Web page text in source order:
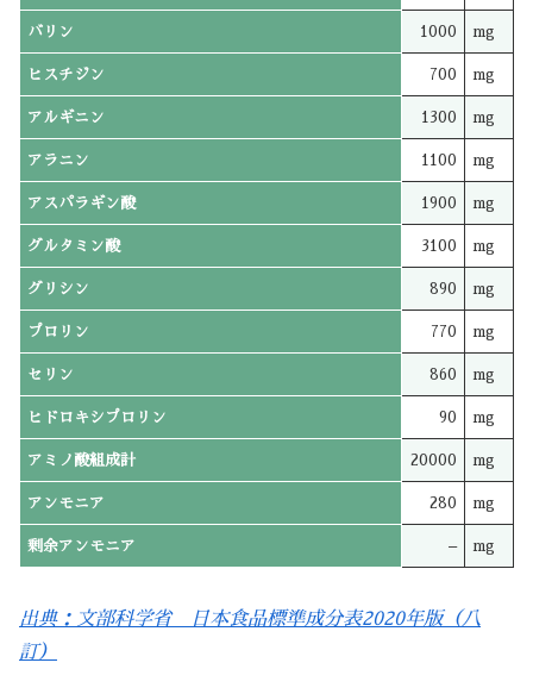
バリン 1000 mg
ヒスチジン 700 mg
アルギニン 1300 mg
アラニン 1100 mg
アスパラギン酸 1900 mg
グルタミン酸 3100 mg
グリシン 890 mg
プロリン 770 mg
セリン 860 mg
ヒドロキシプロリン 90 mg
アミノ酸組成計 20000 mg
アンモニア 280 mg
剰余アンモニア – mg
出典：文部科学省 日本食品標準成分表2020年版（八
訂）